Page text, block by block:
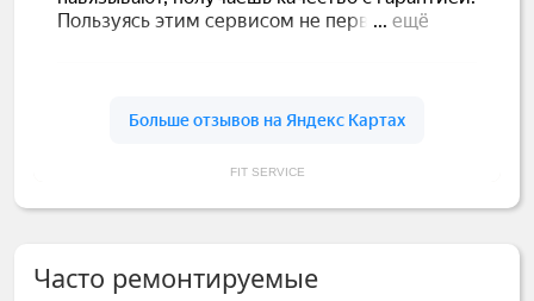
FIT SERVICE
Часто ремонтируемые